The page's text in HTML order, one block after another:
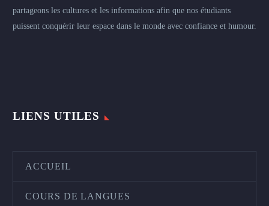
partageons les cultures et les informations afin que nos étudiants
puissent conquérir leur espace dans le monde avec confiance et humour.
LIENS UTILES
ACCUEIL
COURS DE LANGUES